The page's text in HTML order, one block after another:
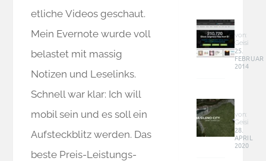
etliche Videos geschaut.
Mein Evernote wurde voll
belastet mit massig
Notizen und Leselinks.
Schnell war klar: Ich will
mobil sein und es soll ein
Aufsteckblitz werden. Das
beste Preis-Leistungs-
im
&
Co
–
Online
Geld
von:
Geisi
25.
FEBRUAR
2014
Sileno
City
–
von:
Geisi
28.
APRIL
2020